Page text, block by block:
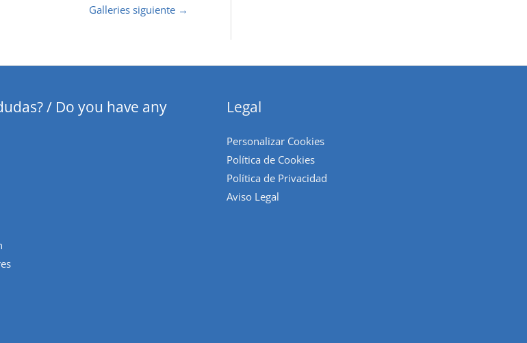
Galleries siguiente →
/ Do you have any
Legal
Personalizar Cookies
Política de Cookies
Política de Privacidad
Aviso Legal